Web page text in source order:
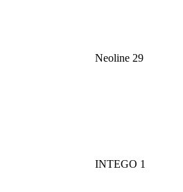
Neoline 29
INTEGO 1